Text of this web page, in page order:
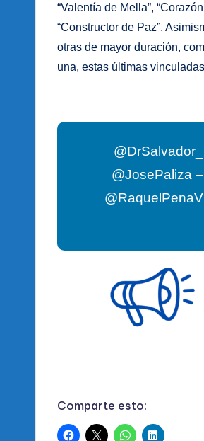
“Valentía de Mella”,
“Constructor de Paz”.
otras de mayor duración,
una, estas últimas
@JosePaliza
Comparte esto: